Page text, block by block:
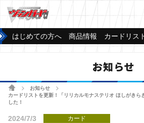
はじめての方へ 商品情報 カードリス
お知らせ
ホームお知らせ
カードリストを更新！「リリカルモナステリオ ほしがきら
した！
2024/7/3 カード